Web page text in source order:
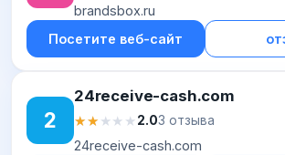
brandsbox.ru
Посетите веб-сайт
2
24receive-cash.com
★★★★★
★★★★★2.03 отзыва
24receive-cash.com